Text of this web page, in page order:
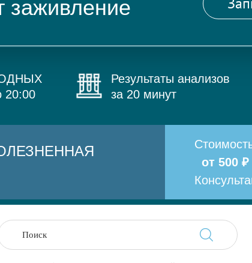
заживление
20:00
Результаты анализов
за 20 минут
от 500